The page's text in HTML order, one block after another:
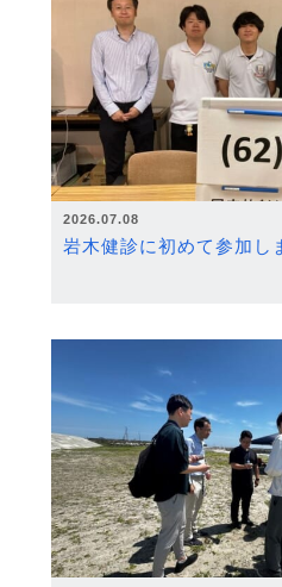
2026.07.08
岩木健診に初めて参加し